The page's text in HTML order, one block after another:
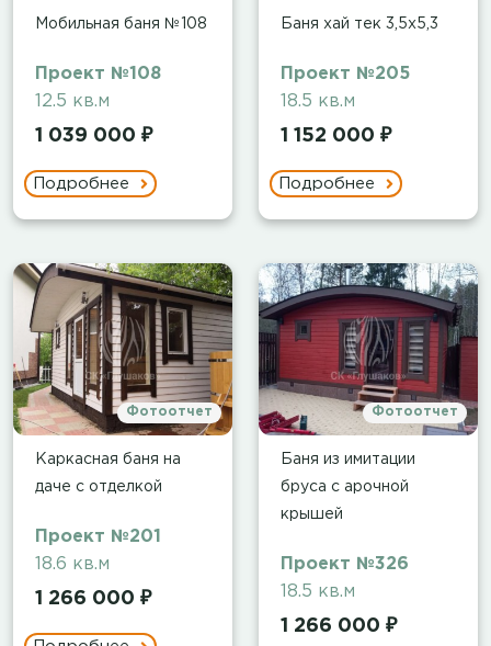
Мобильная баня №108
Проект №108
12.5 кв.м
1 039 000 ₽
Подробнее
Баня хай тек 3,5х5,3
Проект №205
18.5 кв.м
1 152 000 ₽
Подробнее
Фотоотчет
Каркасная баня на
даче с отделкой
Проект №201
18.6 кв.м
1 266 000 ₽
Фотоотчет
Баня из имитации
бруса с арочной
крышей
Проект №326
18.5 кв.м
1 266 000 ₽